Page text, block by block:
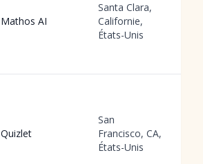
Mathos AI
Santa Clara,
Californie,
États-Unis
Quizlet
San
Francisco, CA,
États-Unis